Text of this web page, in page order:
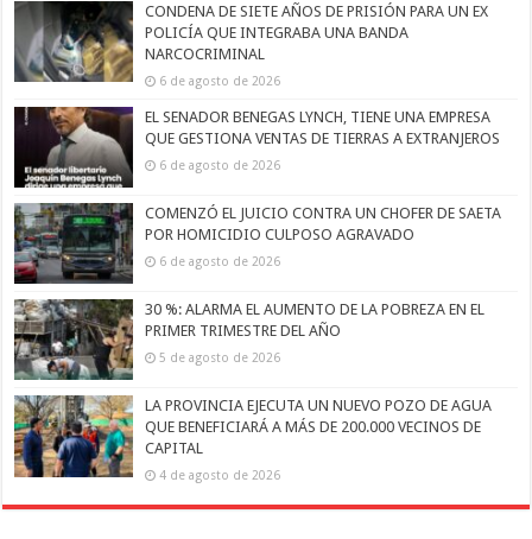
CONDENA DE SIETE AÑOS DE PRISIÓN PARA UN EX
POLICÍA QUE INTEGRABA UNA BANDA
NARCOCRIMINAL
6 de agosto de 2026
EL SENADOR BENEGAS LYNCH, TIENE UNA EMPRESA
QUE GESTIONA VENTAS DE TIERRAS A EXTRANJEROS
6 de agosto de 2026
COMENZÓ EL JUICIO CONTRA UN CHOFER DE SAETA
POR HOMICIDIO CULPOSO AGRAVADO
6 de agosto de 2026
30 %: ALARMA EL AUMENTO DE LA POBREZA EN EL
PRIMER TRIMESTRE DEL AÑO
5 de agosto de 2026
LA PROVINCIA EJECUTA UN NUEVO POZO DE AGUA
QUE BENEFICIARÁ A MÁS DE 200.000 VECINOS DE
CAPITAL
4 de agosto de 2026